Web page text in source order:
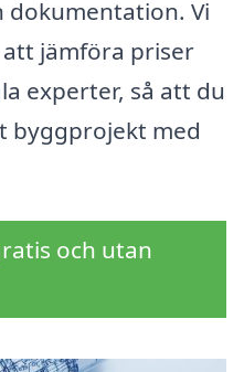
Vi
jämföra priser
experter, så att du
byggprojekt med
och utan